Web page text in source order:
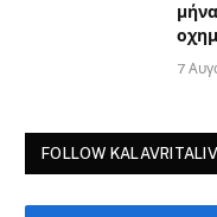
7
FOLLOW